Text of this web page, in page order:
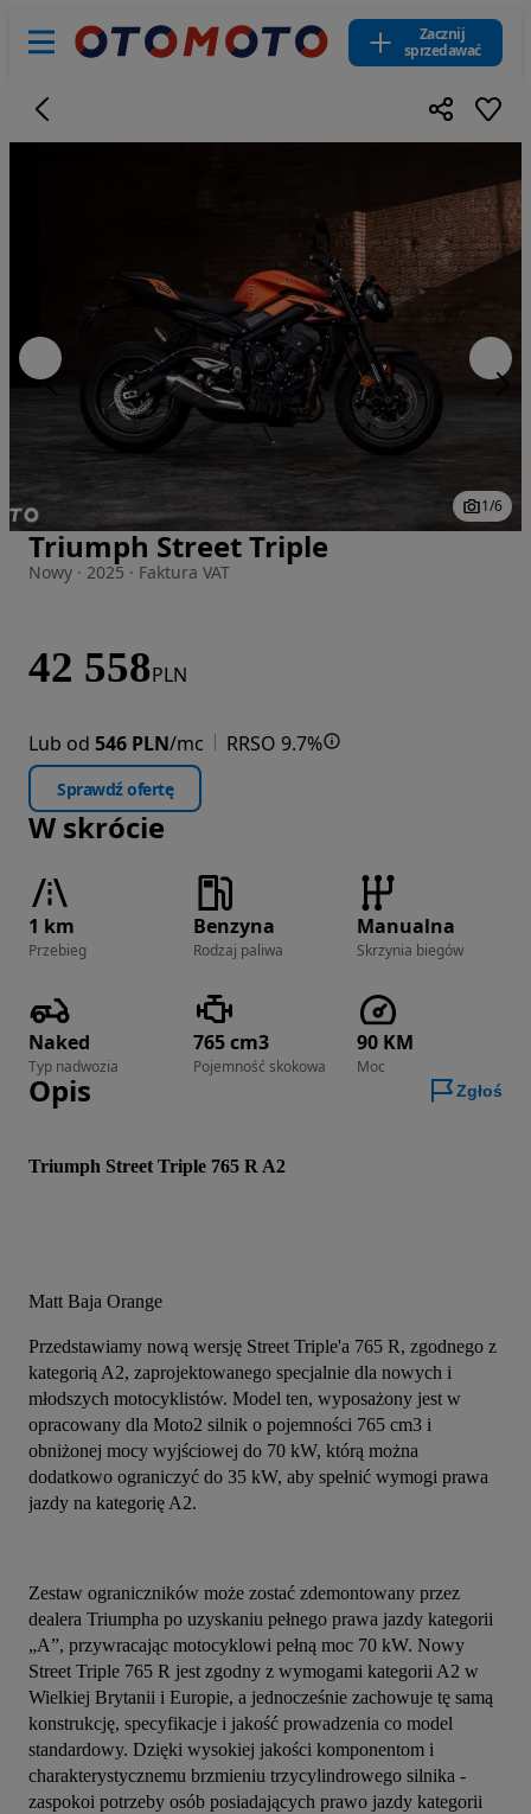
Zacznij
sprzedawać
Zdjęcie 1 z 6
1/6
Triumph Street Triple
Nowy · 2025 · Faktura VAT
42 558PLN
Lub od 546 PLN/mc RRSO 9.7%
Sprawdź ofertę
W skrócie
1 km
Przebieg
Benzyna
Rodzaj paliwa
Manualna
Skrzynia biegów
Naked
Typ nadwozia
765 cm3
Pojemność skokowa
90 KM
Moc
Opis Zgłoś
Triumph Street Triple 765 R A2
Matt Baja Orange
Przedstawiamy nową wersję Street Triple'a 765 R, zgodnego z
kategorią A2, zaprojektowanego specjalnie dla nowych i
młodszych motocyklistów. Model ten, wyposażony jest w
opracowany dla Moto2 silnik o pojemności 765 cm3 i
obniżonej mocy wyjściowej do 70 kW, którą można
dodatkowo ograniczyć do 35 kW, aby spełnić wymogi prawa
jazdy na kategorię A2.
Zestaw ograniczników może zostać zdemontowany przez
dealera Triumpha po uzyskaniu pełnego prawa jazdy kategorii
„A”, przywracając motocyklowi pełną moc 70 kW. Nowy
Street Triple 765 R jest zgodny z wymogami kategorii A2 w
Wielkiej Brytanii i Europie, a jednocześnie zachowuje tę samą
konstrukcję, specyfikacje i jakość prowadzenia co model
standardowy. Dzięki wysokiej jakości komponentom i
charakterystycznemu brzmieniu trzycylindrowego silnika -
zaspokoi potrzeby osób posiadających prawo jazdy kategorii